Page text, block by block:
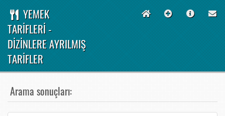
YEMEK
TARİFLERİ -
DİZİNLERE AYRILMIŞ
TARİFLER
Arama sonuçları: